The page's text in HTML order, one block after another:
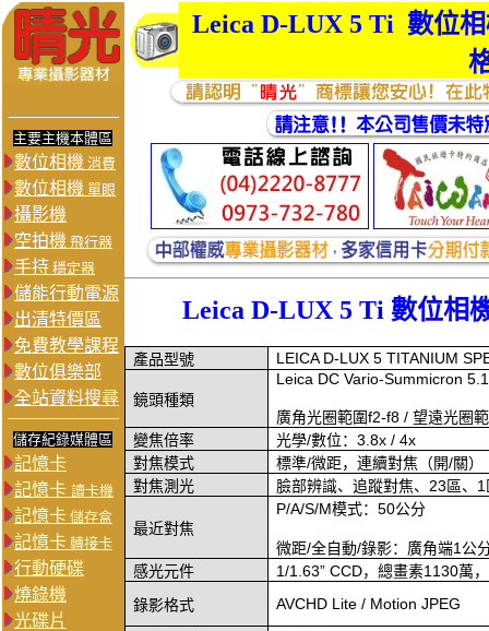
Leica D-LUX 5 Ti 數位
主要主機本體區
數位相機 消費
數位相機 單眼
攝影機
空拍機 飛行器
手持 穩定器
儲能行動電源
出清特價區
免費教學課程
數位俱樂部
全站資料搜尋
儲存紀錄媒體區
記憶卡
記憶卡 讀卡機
記憶卡 儲存盒
記憶卡 轉接卡
行動硬碟
燒錄機
光碟片
Leica D-LUX 5 Ti 數位相
產品型號 LEICA D-LUX 5 TITANIUM
鏡頭種類
Leica DC Vario-Summicron
廣角光圈範圍f2-f8 /望遠光圈
變焦倍率
光學/數位：3.8x / 4x
對焦模式
標準/微距，連續對焦（開/關）
對焦測光
臉部辨識、追蹤對焦、 23區、 1
最近對焦
P/A/S/M模式：50公分
微距/全自動/錄影：廣角端1 公
感光元件
1/1.63” CCD，總畫素1130萬
錄影格式
AVCHD Lite / Motion JPEG